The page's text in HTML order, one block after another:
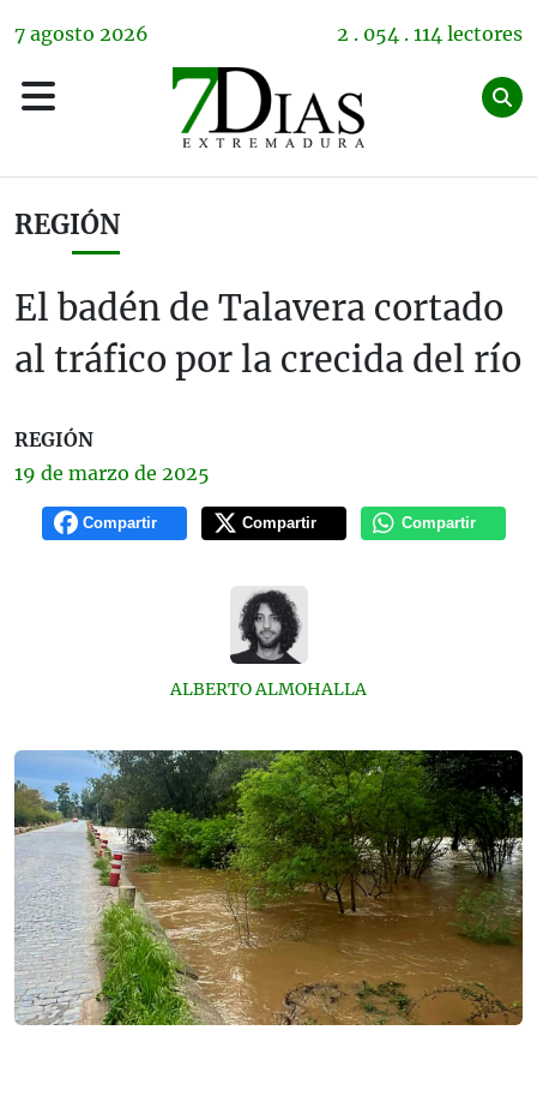
7 agosto 2026 2 . 054 . 114 lectores
REGIÓN
El badén de Talavera cortado
al tráfico por la crecida del río
REGIÓN
19 de marzo de 2025
Compartir Compartir Compartir
ALBERTO ALMOHALLA